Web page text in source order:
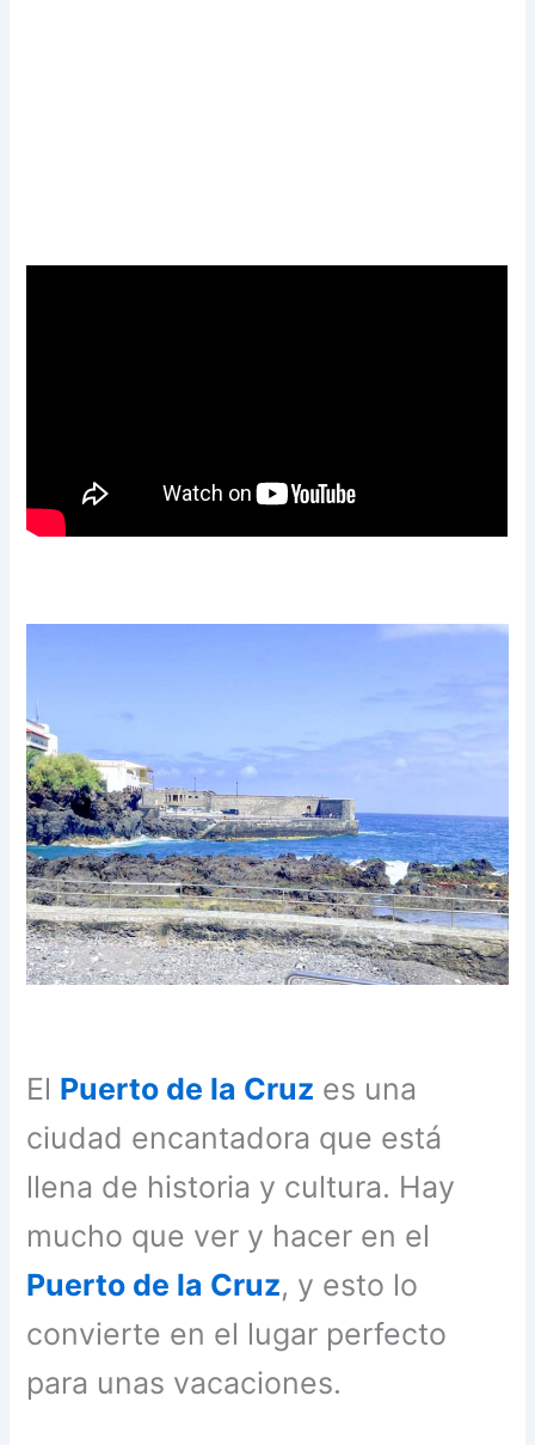
El Puerto de la Cruz es una
ciudad encantadora que está
llena de historia y cultura. Hay
mucho que ver y hacer en el
Puerto de la Cruz, y esto lo
convierte en el lugar perfecto
para unas vacaciones.